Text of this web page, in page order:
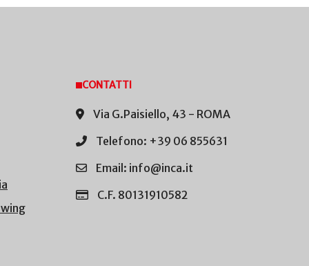
CONTATTI
Via G.Paisiello, 43 - ROMA
Telefono: +39 06 855631
Email: info@inca.it
C.F. 80131910582